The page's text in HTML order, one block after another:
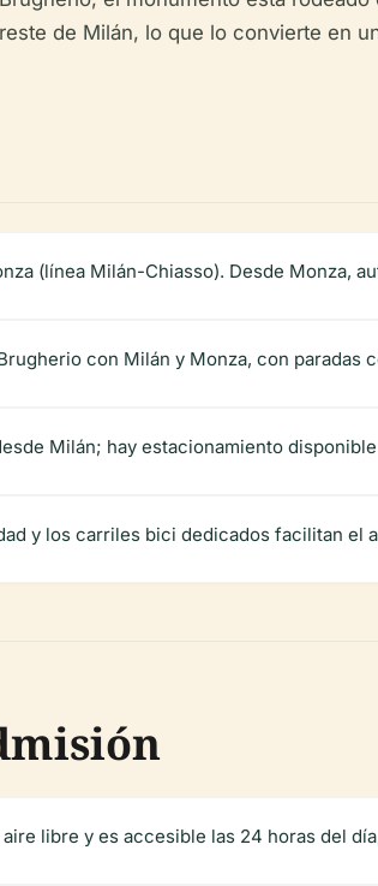
de Milán, lo que lo convierte en
(línea Milán-Chiasso). Desde Monza,
con Milán y Monza, con paradas
Milán; hay estacionamiento
y los carriles bici dedicados facilitan el
libre y es accesible las 24 horas del